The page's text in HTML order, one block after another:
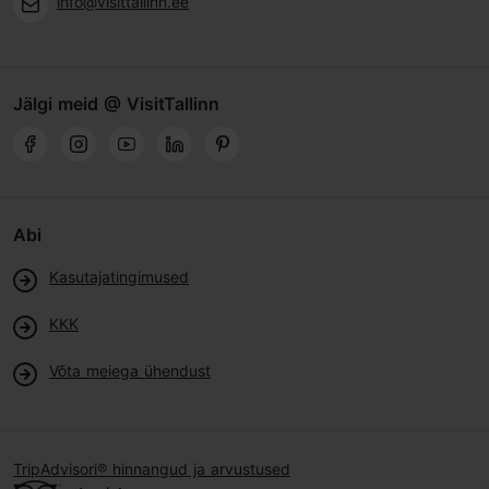
Jälgi meid @ VisitTallinn
Abi
Kasutajatingimused
KKK
Võta meiega ühendust
TripAdvisori® hinnangud ja arvustused